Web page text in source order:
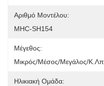
Αριθμό Μοντέλου:
MHC-SH154
Μέγεθος:
Μικρός/μέσος/μεγάλος/κ.λπ.
Ηλικιακή Ομάδα: